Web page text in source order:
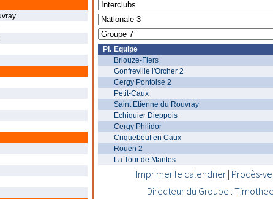
Pl. Equipe
Briouze-Flers
Gonfreville l'Orcher 2
Cergy Pontoise 2
Petit-Caux
Saint Etienne du Rouvray
Echiquier Dieppois
Cergy Philidor
Criquebeuf en Caux
Rouen 2
La Tour de Mantes
Imprimer le calendrier| Procès-
Directeur du Groupe : Timothee